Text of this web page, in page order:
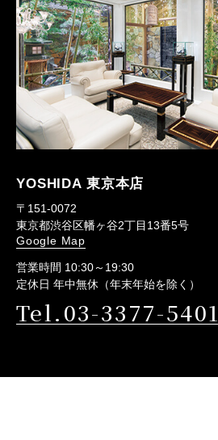
YOSHIDA 東京本店
〒151-0072
東京都渋谷区幡ヶ谷2丁目13番5号
Google Map
営業時間 10:30～19:30
定休日 年中無休（年末年始を除く）
Tel.03-3377-5401